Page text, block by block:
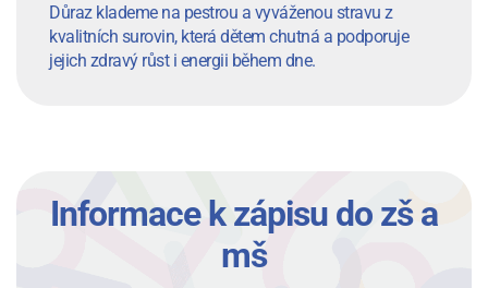
Důraz klademe na pestrou a vyváženou stravu z
kvalitních surovin, která dětem chutná a podporuje
jejich zdravý růst i energii během dne.
Informace k zápisu do zš a
mš